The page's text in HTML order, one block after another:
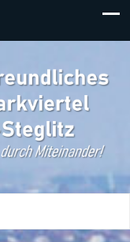
Steglitz!